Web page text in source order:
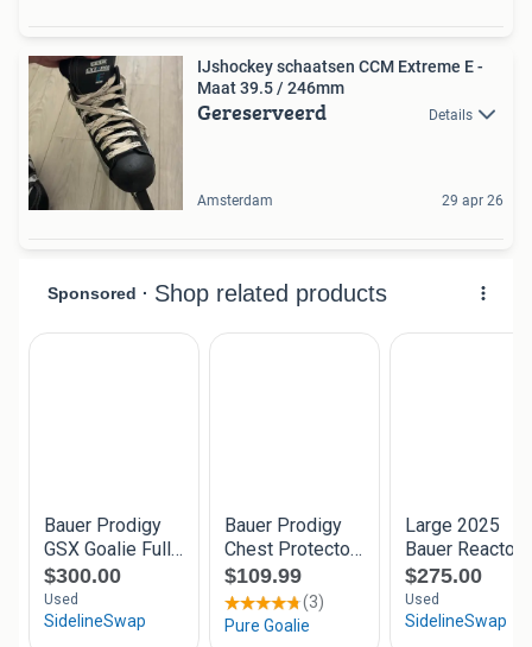
IJshockey schaatsen CCM Extreme E -
Maat 39.5 / 246mm
Gereserveerd Details
Amsterdam 29 apr 26